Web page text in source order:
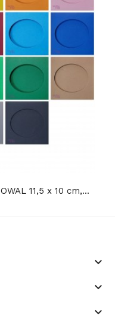
11,5 x 10 cm,...
keyboard_arrow_down
keyboard_arrow_down
keyboard_arrow_down